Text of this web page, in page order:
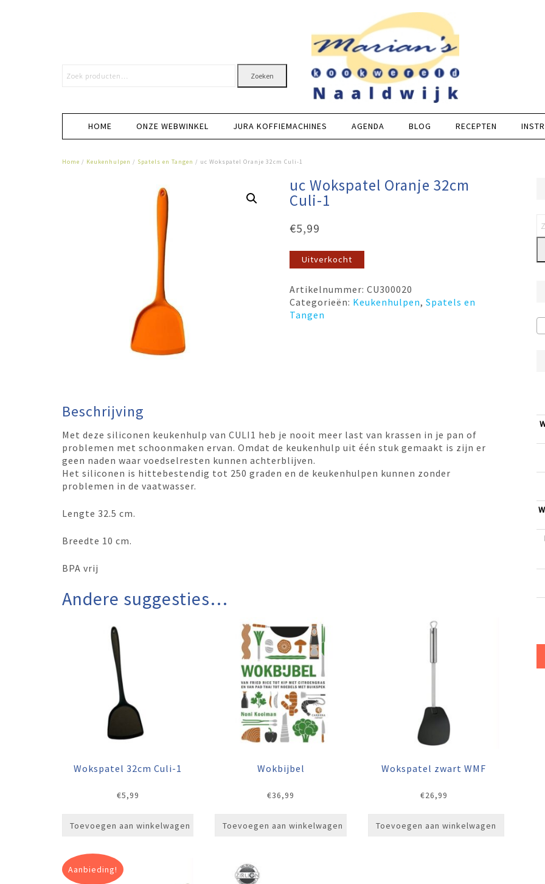
Zoeken
HOME ONZE WEBWINKEL JURA KOFFIEMACHINES AGENDA BLOG RECEPTEN
Home / Keukenhulpen / Spatels en Tangen / uc Wokspatel Oranje 32cm Culi-1
uc Wokspatel Oranje 32cm
Culi-1
€5,99
Uitverkocht
Artikelnummer:CU300020
Categorieën: Keukenhulpen,Spatels en
Tangen
Beschrijving
Met deze siliconen keukenhulp van CULI1 heb je nooit meer last van krassen in je pan of
problemen met schoonmaken ervan. Omdat de keukenhulp uit één stuk gemaakt is zijn er
geen naden waar voedselresten kunnen achterblijven.
Het siliconen is hittebestendig tot 250 graden en de keukenhulpen kunnen zonder
problemen in de vaatwasser.
Lengte 32.5 cm.
Breedte 10 cm.
BPA vrij
Andere suggesties…
Wokspatel 32cm Culi-1
€5,99
Toevoegen aan winkelwagen
Wokbijbel
€36,99
Toevoegen aan winkelwagen
Wokspatel zwart WMF
€26,99
Toevoegen aan winkelwagen
Aanbieding!